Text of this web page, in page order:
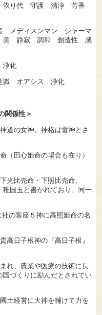
依り代 守護 清浄 芳香
ディスンマン シャーマ
静寂 調和 創造性 感
化
オアシス 浄化
関係性＞
道の女神。神格は雷神とさ
（田心姫命の場合も在り）
光比売命・下照比売命、
稚国玉と書かれており、同一
の客座５神に高照姫命の名
高日子根神の『高日子根』
れ、農業や医療の技術に長
づくりに励んだとされてい
土経営に大神を輔けて力を